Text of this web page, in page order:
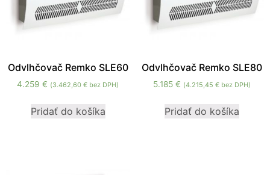
Odvlhčovač Remko SLE60
4.259€ (3.462,60€ bez DPH)
Pridať do košíka
Odvlhčovač Remko SLE80
5.185€ (4.215,45€ bez DPH)
Pridať do košíka